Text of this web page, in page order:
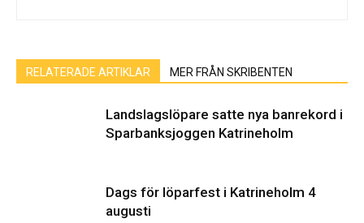
RELATERADE ARTIKLAR MER FRÅN SKRIBENTEN
Landslagslöpare satte nya banrekord i
Sparbanksjoggen Katrineholm
Dags för löparfest i Katrineholm 4
augusti